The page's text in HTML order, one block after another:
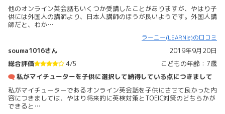
他のオンライン英会話もいくつか受講したことがありますが、やはり子
供には外国人の講師より、日本人講師のほうが良いようです。外国人講
師だと、わか…
ラーニー(LEARNie)の口コミ
souma1016さん
2019年9月20日
こどもの年齢：7歳
総合評価
4/5
私がマイチューターを子供に選択して納得している点につきまして
私がマイチューターであるオンライン英会話を子供にさせて良かった内
容につきましては、やはり将来的に英検対策とTOEIC対策のどちらかが
できると…